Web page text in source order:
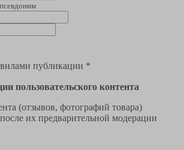
публикации *
пользовательского контента
(отзывов, фотографий товара)
их предварительной модерации